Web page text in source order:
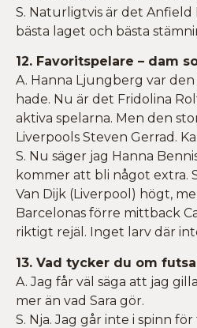
S. Naturligtvis är det Anfield
bästa laget och bästa
12. Favoritspelare – dam
A. Hanna Ljungberg var
hade. Nu är det Fridolina
aktiva spelarna. Men den
Liverpools Steven Gerrad.
S. Nu säger jag Hanna
kommer att bli något extra.
Van Dijk (Liverpool) högt,
Barcelonas förre mittback
riktigt rejäl. Inget larv där
13. Vad tycker du om
A. Jag får väl säga att jag
mer än vad Sara gör.
S. Nja. Jag går inte i spinn